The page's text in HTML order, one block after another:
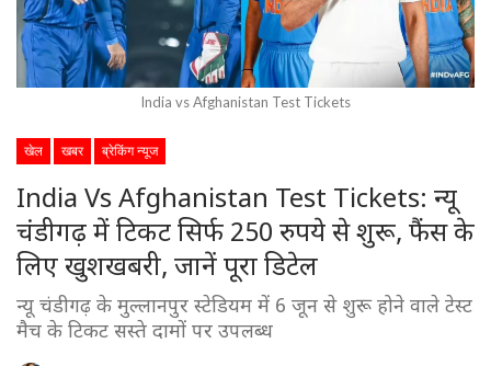
India vs Afghanistan Test Tickets
खेल खबर ब्रेकिंग न्यूज
India Vs Afghanistan Test Tickets: न्यू
चंडीगढ़ में टिकट सिर्फ 250 रुपये से शुरू, फैंस के
लिए खुशखबरी, जानें पूरा डिटेल
न्यू चंडीगढ़ के मुल्लानपुर स्टेडियम में 6 जून से शुरू होने वाले टेस्ट
मैच के टिकट सस्ते दामों पर उपलब्ध